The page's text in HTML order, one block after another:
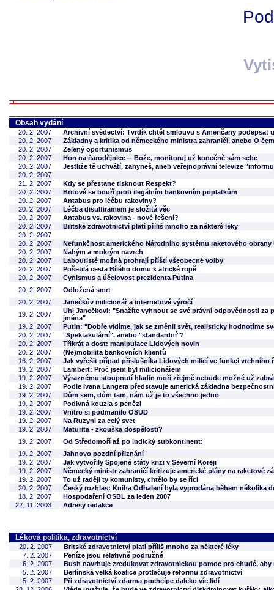
Obsah vydání
20. 2. 2007
Archivní svědectví: Tvrdík chtěl smlouvu s Američany podepsat
20. 2. 2007
Základny a kritika od německého ministra zahraničí, anebo O
20. 2. 2007
Zelený oportunismus
20. 2. 2007
Hon na čarodějnice -- Bože, monitoruj už konečně sám sebe
20. 2. 2007
Jestliže tě uchvátí, zahyneš, aneb veřejnoprávní televize
20. 2. 2007
21. 2. 2007
Kdy se přestane tisknout Respekt?
20. 2. 2007
Britové se bouří proti ilegálním bankovním poplatkům
20. 2. 2007
Antabus pro léčbu rakoviny?
20. 2. 2007
Léčba disulfiramem je složitá věc
20. 2. 2007
Antabus vs. rakovina - nové řešení?
20. 2. 2007
Britské zdravotnictví platí příliš mnoho za některé léky
20. 2. 2007
20. 2. 2007
Nefunkčnost amerického Národního systému raketového obrany
20. 2. 2007
Nahým a mokrým navrch
20. 2. 2007
Labouristé možná prohrají příští všeobecné volby
20. 2. 2007
Pošetilá cesta Bílého domu k africké ropě
20. 2. 2007
Cynismus a účelovost prezidenta Putina
20. 2. 2007
Odložená smrt
20. 2. 2007
Janečkův milicionář a internetové výročí
19. 2. 2007
Uhl Janečkovi: "Snažíte vyhnout se své právní odpovědnosti za
jména"
19. 2. 2007
Putin: "Dobře vidíme, jak se změnil svět, realisticky hodnotíme
20. 2. 2007
"Spektakulární", anebo "standardní"?
20. 2. 2007
Třikrát a dost: manipulace Lidových novin
20. 2. 2007
(Ne)mobilita bankovních klientů
16. 2. 2007
Jak vyřešit případ příslušníka Lidových milicí ve funkci vrchního
19. 2. 2007
Lambert: Proč jsem byl milicionářem
19. 2. 2007
Výraznému stoupnutí hladin moří zřejmě nebude možné už
19. 2. 2007
Podle Ivana Langera představuje americká základna
19. 2. 2007
Dům sem, dům tam, nám už je to všechno jedno
19. 2. 2007
Podivná kouzla s penězi
19. 2. 2007
Vnitro si podmanilo OSUD
19. 2. 2007
Na Ruzyni za celý svet
19. 2. 2007
Maturita - zkouška dospělosti?
19. 2. 2007
Od Středomoří až po indický subkontinent:
19. 2. 2007
Jahnovo pozdní přiznání
19. 2. 2007
Jak vytvořily Spojené státy krizi v Severní Koreji
19. 2. 2007
Německý ministr zahraničí kritizuje americké plány na raketové
19. 2. 2007
To už raději ty komunisty, chtělo by se říci
20. 2. 2007
Český rozhlas: Kniha Odhalení byla vyprodána během několika
18. 2. 2007
Hospodaření OSBL za leden 2007
22. 11. 2003
Adresy redakce
Léková politika, zdravotnictví
20. 2. 2007
Britské zdravotnictví platí příliš mnoho za některé léky
7. 2. 2007
Peníze jsou relativně podružné
6. 2. 2007
Bush navrhuje zredukovat zdravotnickou pomoc pro chudé, aby
5. 2. 2007
Berlínská velká koalice protlačuje reformu zdravotnictví
5. 2. 2007
Při zdravotnictví zdarma pochcípe daleko víc lidí